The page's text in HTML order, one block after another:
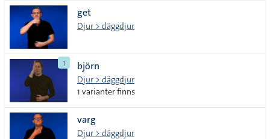
get
Djur > däggdjur
1 björn
Djur > däggdjur
1 varianter finns
varg
Djur > däggdjur